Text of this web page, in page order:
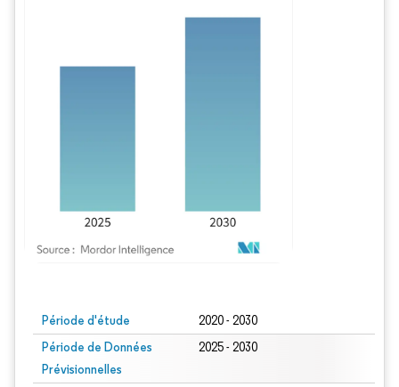
Période d'étude 2020 - 2030
Période de Données
Prévisionnelles
2025 - 2030